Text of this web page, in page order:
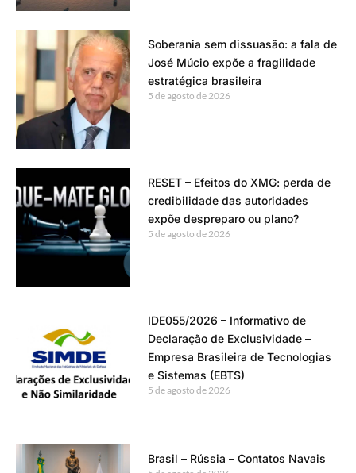
Soberania sem dissuasão: a fala de
José Múcio expõe a fragilidade
estratégica brasileira
5 de agosto de 2026
RESET – Efeitos do XMG: perda de
credibilidade das autoridades
expõe despreparo ou plano?
5 de agosto de 2026
IDE055/2026 – Informativo de
Declaração de Exclusividade –
Empresa Brasileira de Tecnologias
e Sistemas (EBTS)
5 de agosto de 2026
Brasil – Rússia – Contatos Navais